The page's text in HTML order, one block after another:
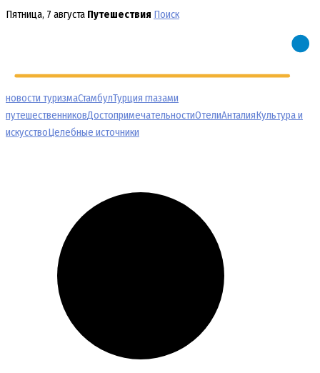
Перейти
Пятница, 7 августа Путешествия Поиск
новости туризмаСтамбулТурция глазами
путешественниковДостопримечательностиОтелиАнталияКультура и
искусствоЦелебные источники